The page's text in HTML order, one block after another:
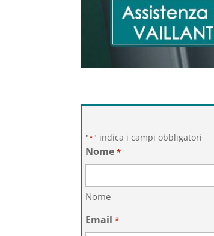
"*" indica i campi obbligatori
Nome *
Nome
Email *